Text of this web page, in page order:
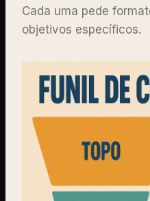
Cada uma pede
objetivos específicos.